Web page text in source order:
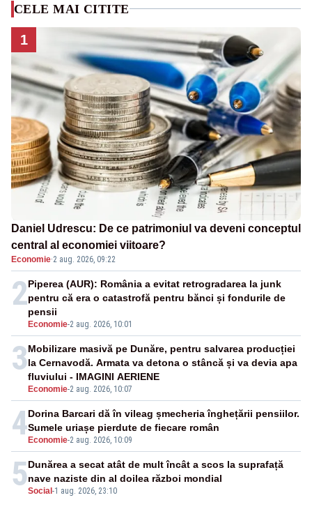
CELE MAI CITITE
1
Daniel Udrescu: De ce patrimoniul va deveni conceptul
central al economiei viitoare?
Economie·2 aug. 2026, 09:22
2
Economie-2 aug. 2026, 10:01
Piperea (AUR): România a evitat retrogradarea la junk
pentru că era o catastrofă pentru bănci și fondurile de
pensii
3
Economie-2 aug. 2026, 10:07
Mobilizare masivă pe Dunăre, pentru salvarea producției
la Cernavodă. Armata va detona o stâncă și va devia apa
fluviului - IMAGINI AERIENE
4 Economie-2 aug. 2026, 10:09
Dorina Barcari dă în vileag șmecheria înghețării pensiilor.
Sumele uriașe pierdute de fiecare român
5Social -1 aug. 2026, 23:10
Dunărea a secat atât de mult încât a scos la suprafață
nave naziste din al doilea război mondial